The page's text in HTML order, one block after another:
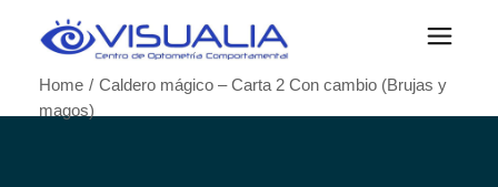
Home
Caldero mágico – Carta 2 Con cambio (Brujas y
magos)